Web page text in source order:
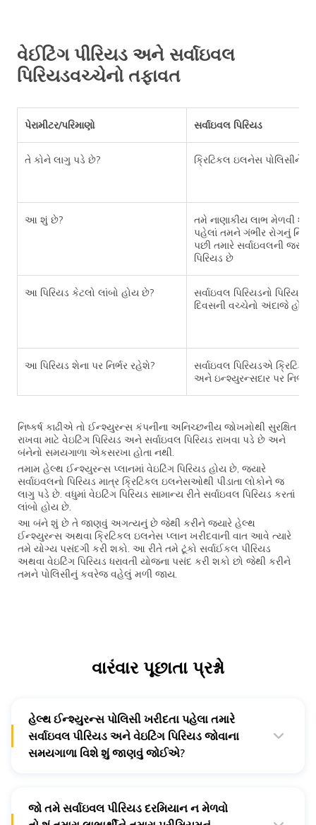
વેઈટિંગ પીરિયડ અને સર્વાઇવલ
પિરિયડવચ્ચેનો તફાવત
પેરામીટર/પરિમાણો સર્વાઇવલ પિરિયડ
તે કોને લાગુ પડે છે? ક્રિટિકલ ઇલનેસ પોલિસીને
આ શું છે?
તમે નાણાકીય લાભ મેળવી
પહેલાં તમને ગંભીર રોગનું
પછી તમારે સર્વાઇવલની જરૂર
પિરિયડ છે
આ પિરિયડ કેટલો લાંબો હોય છે?
સર્વાઇવલ પિરિયડનો પિરિયડ
દિવસની વચ્ચેનો અંદાજે હોઈ
આ પિરિયડ શેના પર નિર્ભર રહેશે?
સર્વાઇવલ પિરિયડએ
અને ઇન્શ્યુરન્સદાર પર નિર્ભર
નિષ્કર્ષ કાઢીએ તો ઈન્શ્યુરન્સ કંપનીના અનિચ્છનીય જોખમોથી સુરક્ષિત
રાખવા માટે વેઇટિંગ પિરિયડ અને સર્વાઇવલ પિરિયડ રાખવા પડે છે અને
બંનેનો સમયગાળા એકસરખા હોતા નથી.
તમામ હેલ્થ ઈન્શ્યુરન્સ પ્લાનમાં વેઇટિંગ પિરિયડ હોય છે, જ્યારે
સર્વાઇવલનો પિરિયડ માત્ર ક્રિટિકલ ઇલનેસઓથી પીડાતા લોકોને જ
લાગુ પડે છે. વધુમાં વેઇટિંગ પિરિયડ સામાન્ય રીતે સર્વાઇવલ પિરિયડ કરતાં
લાંબો હોય છે.
આ બંને શું છે તે જાણવું અગત્યનું છે જેથી કરીને જ્યારે હેલ્થ
ઈન્શ્યુરન્સ અથવા ક્રિટિકલ ઇલનેસ પ્લાન ખરીદવાની વાત આવે ત્યારે
તમે યોગ્ય પસંદગી કરી શકો. આ રીતે તમે ટૂંકો સર્વાઈકલ પીરિયડ
અથવા વેઇટિંગ પિરિયડ ધરાવતી યોજના પસંદ કરી શકો છો જેથી કરીને
તમને પોલિસીનું કવરેજ વહેલું મળી જાય.
વારંવાર પૂછાતા પ્રશ્નો
હેલ્થ ઈન્શ્યુરન્સ પોલિસી ખરીદતા પહેલા તમારે
સર્વાઇવલ પીરિયડ અને વેઇટિંગ પિરિયડ જોવાના
સમયગાળા વિશે શું જાણવું જોઈએ?
કે પ્રીમિયમ અને કવરેજની યોગ્ય-જરૂરી રકમ.
જો તમે સર્વાઇવલ પીરિયડ દરમિયાન ન મેળવો